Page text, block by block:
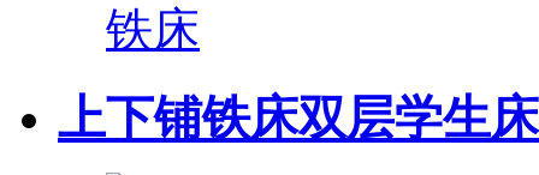
上下铺铁床双层学生床